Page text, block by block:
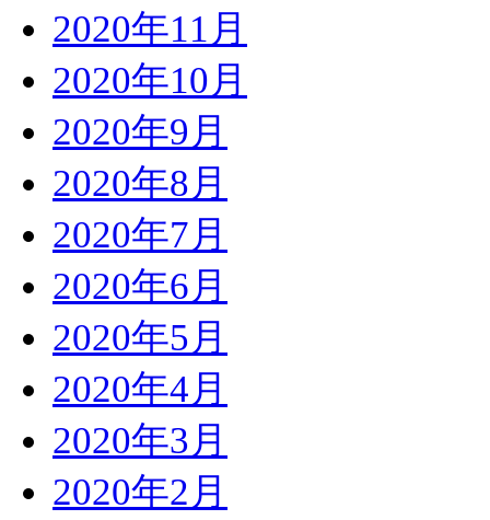
2020年11月
2020年10月
2020年9月
2020年8月
2020年7月
2020年6月
2020年5月
2020年4月
2020年3月
2020年2月